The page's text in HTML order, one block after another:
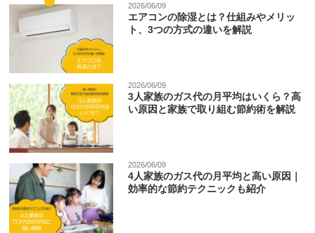
2026/06/09
エアコンの除湿とは？仕組みやメリッ
ト、3つの方式の違いを解説
2026/06/09
3人家族のガス代の月平均はいくら？高
い原因と家族で取り組む節約術を解説
2026/06/09
4人家族のガス代の月平均と高い原因｜
効率的な節約テクニックも紹介